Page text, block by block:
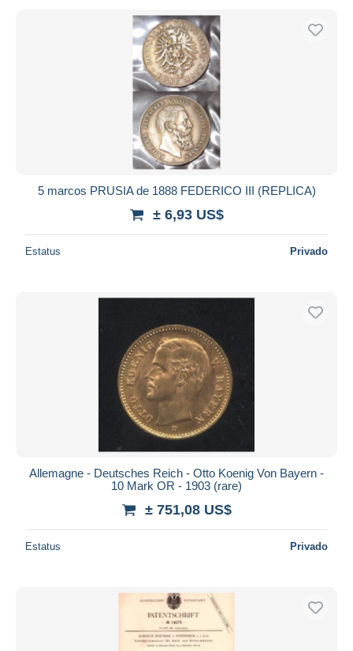
Sólo con descuento
Transferencia bancaria
Mastercard
Bancontact
iDeal
Deseleccionar todo
Aplicar
5 marcos PRUSIA de 1888 FEDERICO III (REPLICA)
± 6,93 US$
Estatus Privado
Allemagne - Deutsches Reich - Otto Koenig Von Bayern -
10 Mark OR - 1903 (rare)
± 751,08 US$
Estatus Privado